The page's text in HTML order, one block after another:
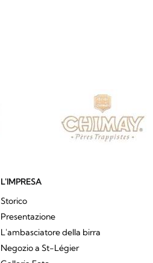
L'IMPRESA
Storico
Presentazione
L'ambasciatore della birra
Negozio a St-Légier